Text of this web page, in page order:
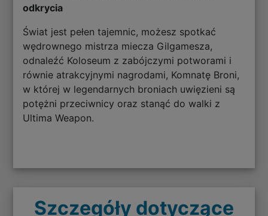
odkrycia
Świat jest pełen tajemnic, możesz spotkać
wędrownego mistrza miecza Gilgamesza,
odnaleźć Koloseum z zabójczymi potworami i
równie atrakcyjnymi nagrodami, Komnatę Broni,
w której w legendarnych broniach uwięzieni są
potężni przeciwnicy oraz stanąć do walki z
Ultima Weapon.
Szczegóły dotyczące